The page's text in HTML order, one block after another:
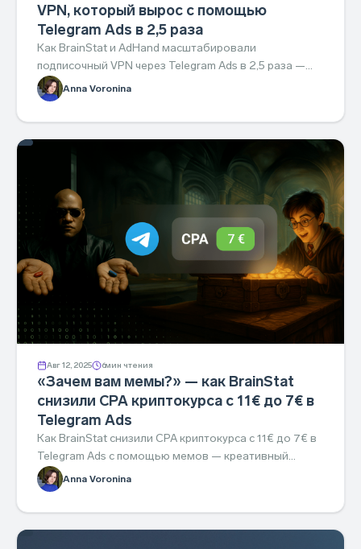
VPN, который вырос с помощью
Telegram Ads в 2,5 раза
Как BrainStat и AdHand масштабировали
подписочный VPN через Telegram Ads в 2,5 раза —
разбор стратегии, которую можно повторить.
Anna Voronina
Авг 12, 2025 6мин чтения
«Зачем вам мемы?» — как BrainStat
снизили CPA криптокурса с 11€ до 7€ в
Telegram Ads
Как BrainStat снизили CPA криптокурса с 11€ до 7€ в
Telegram Ads с помощью мемов — креативный
подход, который легко повторить.
Anna Voronina